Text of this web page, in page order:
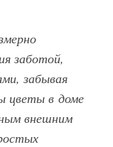
заботой,
забывая
цветы в доме
внешним